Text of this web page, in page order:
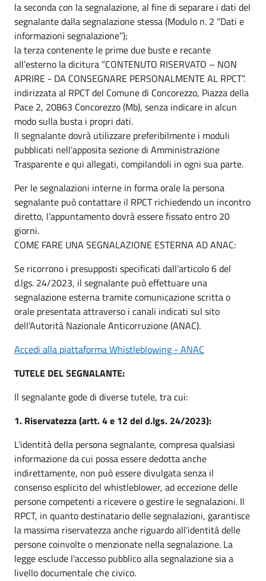
la seconda con la segnalazione, al fine di separare i dati del
segnalante dalla segnalazione stessa (Modulo n. 2 “Dati e
informazioni segnalazione”);
la terza contenente le prime due buste e recante
all’esterno la dicitura “CONTENUTO RISERVATO – NON
APRIRE - DA CONSEGNARE PERSONALMENTE AL RPCT”.
indirizzata al RPCT del Comune di Concorezzo, Piazza della
Pace 2, 20863 Concorezzo (Mb), senza indicare in alcun
modo sulla busta i propri dati.
ll segnalante dovrà utilizzare preferibilmente i moduli
pubblicati nell’apposita sezione di Amministrazione
Trasparente e qui allegati, compilandoli in ogni sua parte.
Per le segnalazioni interne in forma orale la persona
segnalante può contattare il RPCT richiedendo un incontro
diretto, l’appuntamento dovrà essere fissato entro 20
giorni.
COME FARE UNA SEGNALAZIONE ESTERNA AD ANAC:
Se ricorrono i presupposti specificati dall’articolo 6 del
d.lgs. 24/2023, il segnalante può effettuare una
segnalazione esterna tramite comunicazione scritta o
orale presentata attraverso i canali indicati sul sito
dell'Autorità Nazionale Anticorruzione (ANAC).
Accedi alla piattaforma Whistleblowing - ANAC
TUTELE DEL SEGNALANTE:
Il segnalante gode di diverse tutele, tra cui:
1. Riservatezza (artt. 4 e 12 del d.lgs. 24/2023):
L'identità della persona segnalante, compresa qualsiasi
informazione da cui possa essere dedotta anche
indirettamente, non può essere divulgata senza il
consenso esplicito del whistleblower, ad eccezione delle
persone competenti a ricevere o gestire le segnalazioni. Il
RPCT, in quanto destinatario delle segnalazioni, garantisce
la massima riservatezza anche riguardo all'identità delle
persone coinvolte o menzionate nella segnalazione. La
legge esclude l'accesso pubblico alla segnalazione sia a
livello documentale che civico.